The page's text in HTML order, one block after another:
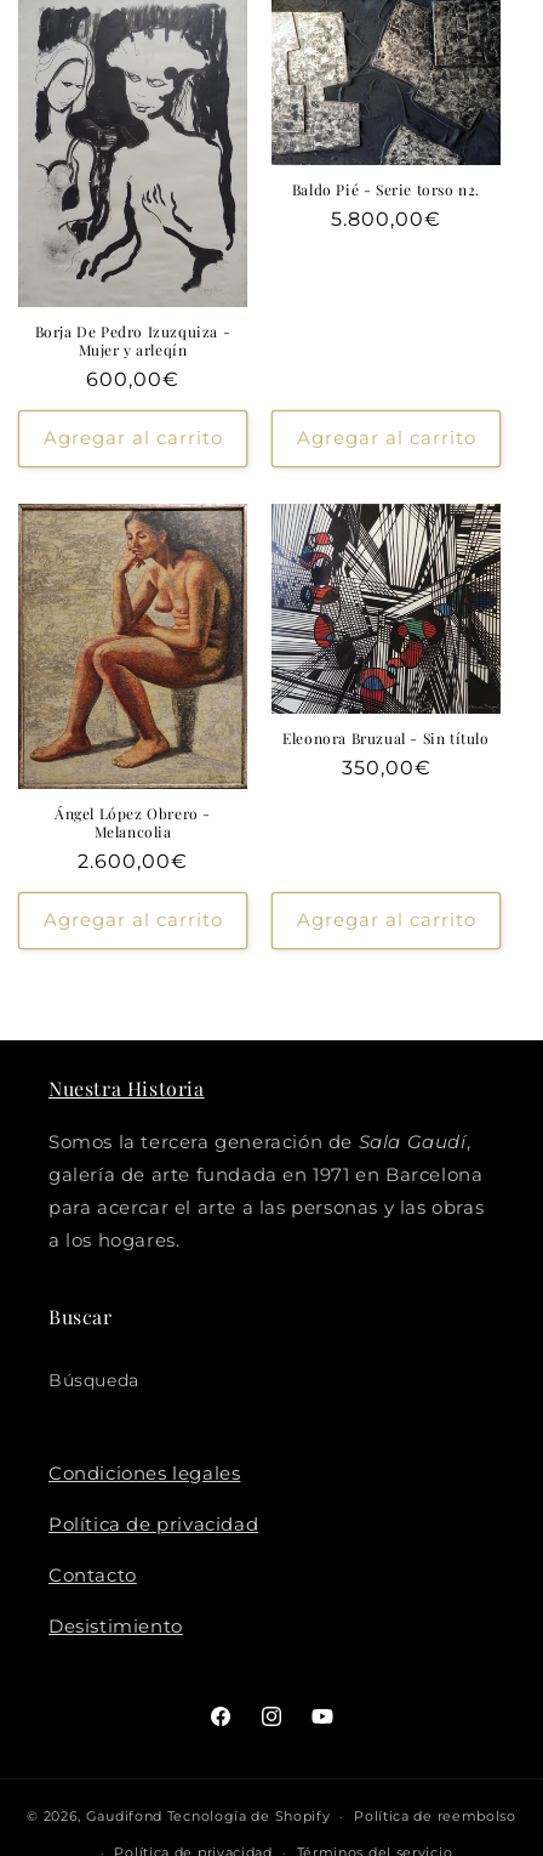
Borja De Pedro Izuzquiza -
Mujer y arleqín
Precio
habitual
600,00€
Agregar al carrito
Baldo Pié - Serie torso n2.
Precio
5.800,00€
Agregar al carrito
Ángel López Obrero -
Melancolia
Precio
habitual
2.600,00€
Agregar al carrito
Eleonora Bruzual - Sin título
Precio
350,00€
Agregar al carrito
Nuestra Historia
Somos la tercera generación de Sala Gaudí,
galería de arte fundada en 1971 en Barcelona
para acercar el arte a las personas y las obras
a los hogares.
Buscar
Búsqueda
Condiciones legales
Política de privacidad
Contacto
Desistimiento
FacebookInstagramYouTube
© 2026, Gaudifond Tecnología de Shopify Política de reembolso
Política de privacidad Términos del servicio